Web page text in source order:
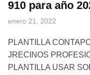
910 para año
enero 21, 2022
PLANTILLA
JRECINOS
PLANTILLA USAR